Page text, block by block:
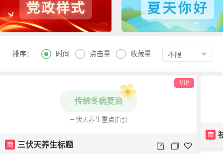
排序：  时间  点击量  收藏量
传统冬病夏治
三伏天养生重点指引
商 三伏天养生标题
VIP
商